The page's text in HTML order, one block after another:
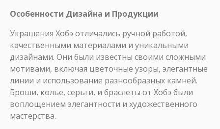
Особенности Дизайна и Продукции
Украшения Хобэ отличались ручной работой,
качественными материалами и уникальными
дизайнами. Они были известны своими сложными
мотивами, включая цветочные узоры, элегантные
линии и использование разнообразных камней.
Броши, колье, серьги, и браслеты от Хобэ были
воплощением элегантности и художественного
мастерства.